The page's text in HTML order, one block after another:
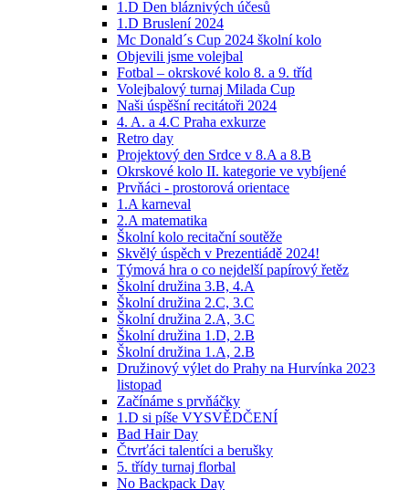
1.D Den bláznivých účesů
1.D Bruslení 2024
Mc Donald´s Cup 2024 školní kolo
Objevili jsme volejbal
Fotbal – okrskové kolo 8. a 9. tříd
Volejbalový turnaj Milada Cup
Naši úspěšní recitátoři 2024
4. A. a 4.C Praha exkurze
Retro day
Projektový den Srdce v 8.A a 8.B
Okrskové kolo II. kategorie ve vybíjené
Prvňáci - prostorová orientace
1.A karneval
2.A matematika
Školní kolo recitační soutěže
Skvělý úspěch v Prezentiádě 2024!
Týmová hra o co nejdelší papírový řetěz
Školní družina 3.B, 4.A
Školní družina 2.C, 3.C
Školní družina 2.A, 3.C
Školní družina 1.D, 2.B
Školní družina 1.A, 2.B
Družinový výlet do Prahy na Hurvínka 2023
listopad
Začínáme s prvňáčky
1.D si píše VYSVĚDČENÍ
Bad Hair Day
Čtvrťáci talentíci a berušky
5. třídy turnaj florbal
No Backpack Day